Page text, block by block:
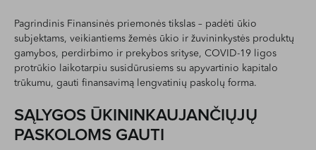
Pagrindinis Finansinės priemonės tikslas – padėti ūkio
subjektams, veikiantiems žemės ūkio ir žuvininkystės produktų
gamybos, perdirbimo ir prekybos srityse, COVID-19 ligos
protrūkio laikotarpiu susidūrusiems su apyvartinio kapitalo
trūkumu, gauti finansavimą lengvatinių paskolų forma.
SĄLYGOS ŪKININKAUJANČIŲJŲ
PASKOLOMS GAUTI